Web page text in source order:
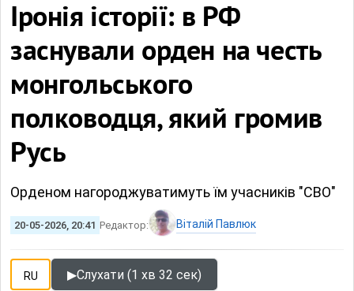
Іронія історії: в РФ
заснували орден на честь
монгольського
полководця, який громив
Русь
Орденом нагороджуватимуть їм учасників "СВО"
20-05-2026, 20:41 Редактор: Віталій Павлюк
RU ▶Слухати (1 хв 32 сек)